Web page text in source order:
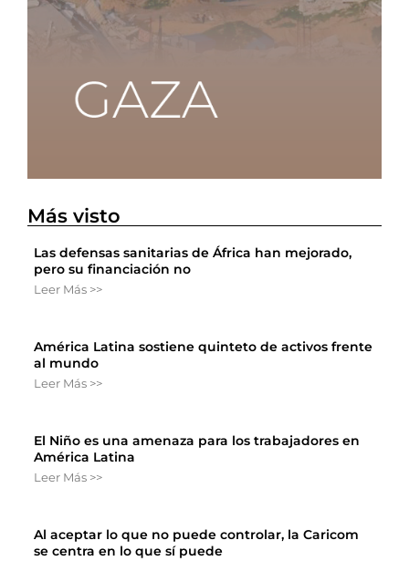
Más visto
Las defensas sanitarias de África han mejorado,
pero su financiación no
Leer Más >>
América Latina sostiene quinteto de activos frente
al mundo
Leer Más >>
El Niño es una amenaza para los trabajadores en
América Latina
Leer Más >>
Al aceptar lo que no puede controlar, la Caricom
se centra en lo que sí puede